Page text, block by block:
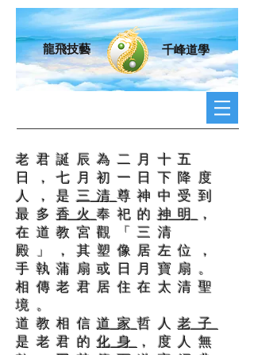
龍飛技藝 千峰道學
老君誕辰為二月十五
日，七月初一日下降度
人，是三清尊神中受到
最多香火奉祀的神明
，
在道教宮觀「三清
殿」，其塑像居左位，
手執蒲扇或日月寶扇。
相傳老君居住在太清聖
境。
道教相信道家哲人老子
是老君的化身
，度人無